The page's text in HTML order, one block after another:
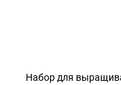
Набор для